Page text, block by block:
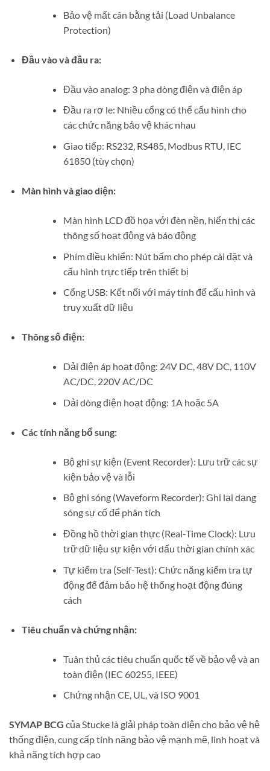
Bảo vệ mất cân bằng tải (Load Unbalance
Protection)
Đầu vào và đầu ra:
Đầu vào analog: 3 pha dòng điện và điện áp
Đầu ra rơ le: Nhiều cổng có thể cấu hình cho
các chức năng bảo vệ khác nhau
Giao tiếp: RS232, RS485, Modbus RTU, IEC
61850 (tùy chọn)
Màn hình và giao diện:
Màn hình LCD đồ họa với đèn nền, hiển thị các
thông số hoạt động và báo động
Phím điều khiển: Nút bấm cho phép cài đặt và
cấu hình trực tiếp trên thiết bị
Cổng USB: Kết nối với máy tính để cấu hình và
truy xuất dữ liệu
Thông số điện:
Dải điện áp hoạt động: 24V DC, 48V DC, 110V
AC/DC, 220V AC/DC
Dải dòng điện hoạt động: 1A hoặc 5A
Các tính năng bổ sung:
Bộ ghi sự kiện (Event Recorder): Lưu trữ các sự
kiện bảo vệ và lỗi
Bộ ghi sóng (Waveform Recorder): Ghi lại dạng
sóng sự cố để phân tích
Đồng hồ thời gian thực (Real-Time Clock): Lưu
trữ dữ liệu sự kiện với dấu thời gian chính xác
Tự kiểm tra (Self-Test): Chức năng kiểm tra tự
động để đảm bảo hệ thống hoạt động đúng
cách
Tiêu chuẩn và chứng nhận:
Tuân thủ các tiêu chuẩn quốc tế về bảo vệ và an
toàn điện (IEC 60255, IEEE)
Chứng nhận CE, UL, và ISO 9001
SYMAP BCG của Stucke là giải pháp toàn diện cho bảo vệ hệ
thống điện, cung cấp tính năng bảo vệ mạnh mẽ, linh hoạt và
khả năng tích hợp cao